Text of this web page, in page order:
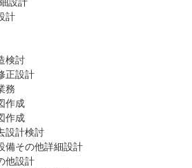
計
検討
正設計
務
作成
作成
設計検討
備その他詳細設計
他設計